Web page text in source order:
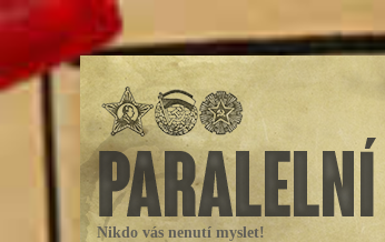
Nikdo vás nenutí myslet!